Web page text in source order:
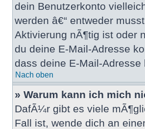
dein Benutzerkonto
werden â€“ entweder
Aktivierung nÃ¶tig ist oder
du deine E-Mail-Adresse
dass deine E-Mail-
Nach oben
» Warum kann ich mich
DafÃ¼r gibt es viele
Fall ist, wende dich an